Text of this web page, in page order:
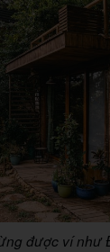
được ví như